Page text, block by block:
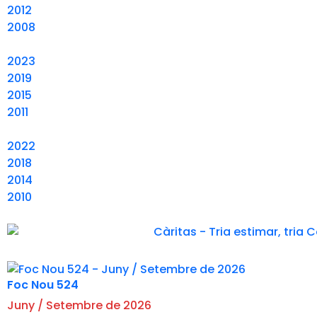
2012
2008
2023
2019
2015
2011
2022
2018
2014
2010
Foc Nou 524
Juny / Setembre de 2026